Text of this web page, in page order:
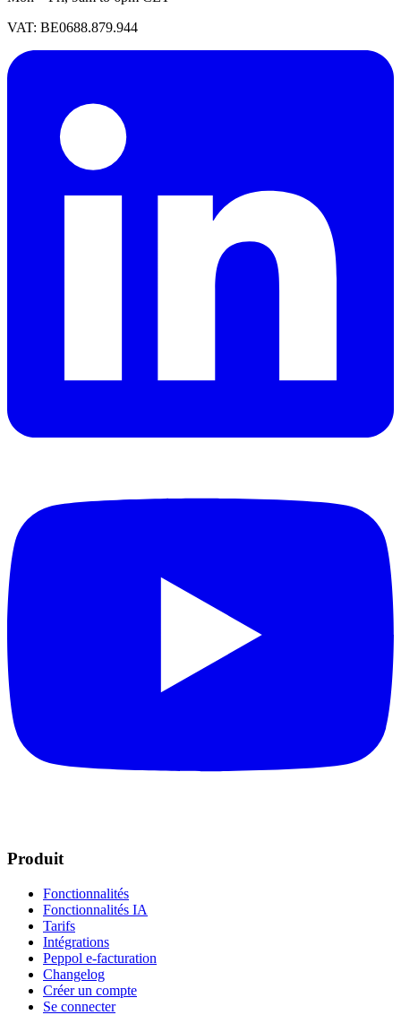
VAT: BE0688.879.944
Produit
Fonctionnalités
Fonctionnalités IA
Tarifs
Intégrations
Peppol e-facturation
Changelog
Créer un compte
Se connecter